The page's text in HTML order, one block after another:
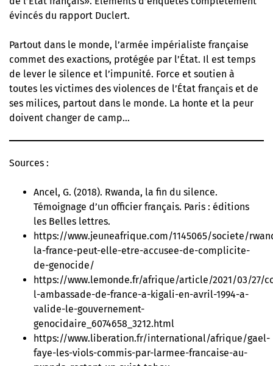
évincés du rapport Duclert.
Partout dans le monde, l’armée impérialiste française
commet des exactions, protégée par l’État. Il est temps
de lever le silence et l’impunité. Force et soutien à
toutes les victimes des violences de l’État français et de
ses milices, partout dans le monde. La honte et la peur
doivent changer de camp…
Sources :
Ancel, G. (2018). Rwanda, la fin du silence.
Témoignage d’un officier français. Paris : éditions
les Belles lettres.
https://www.jeuneafrique.com/1145065/societe/
la-france-peut-elle-etre-accusee-de-complicite-
de-genocide/
https://www.lemonde.fr/afrique/article/2021/03/27/
l-ambassade-de-france-a-kigali-en-avril-1994-a-
valide-le-gouvernement-
genocidaire_6074658_3212.html
https://www.liberation.fr/international/afrique/gael-
faye-les-viols-commis-par-larmee-francaise-au-